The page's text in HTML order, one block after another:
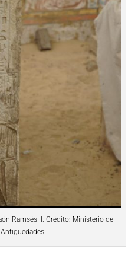
Ramsés II. Crédito: Ministerio de